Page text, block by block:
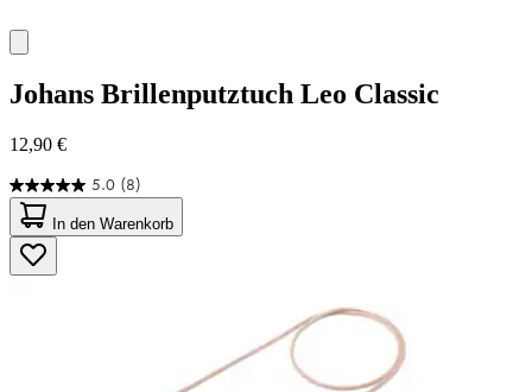
Johans Brillenputztuch Leo Classic
12,90 €
5.0 (8)
5.0
von
5
Sternen.
8
In den Warenkorb